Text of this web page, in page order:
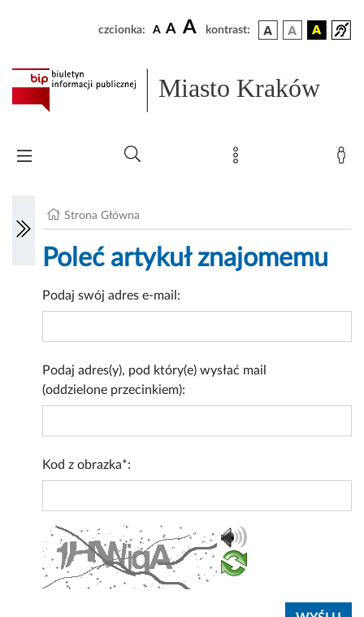
czcionka: A A A kontrast:
Miasto Kraków
Strona Główna
Poleć artykuł znajomemu
Podaj swój adres e-mail:
Podaj adres(y), pod który(e) wysłać mail
(oddzielone przecinkiem):
Kod z obrazka*: